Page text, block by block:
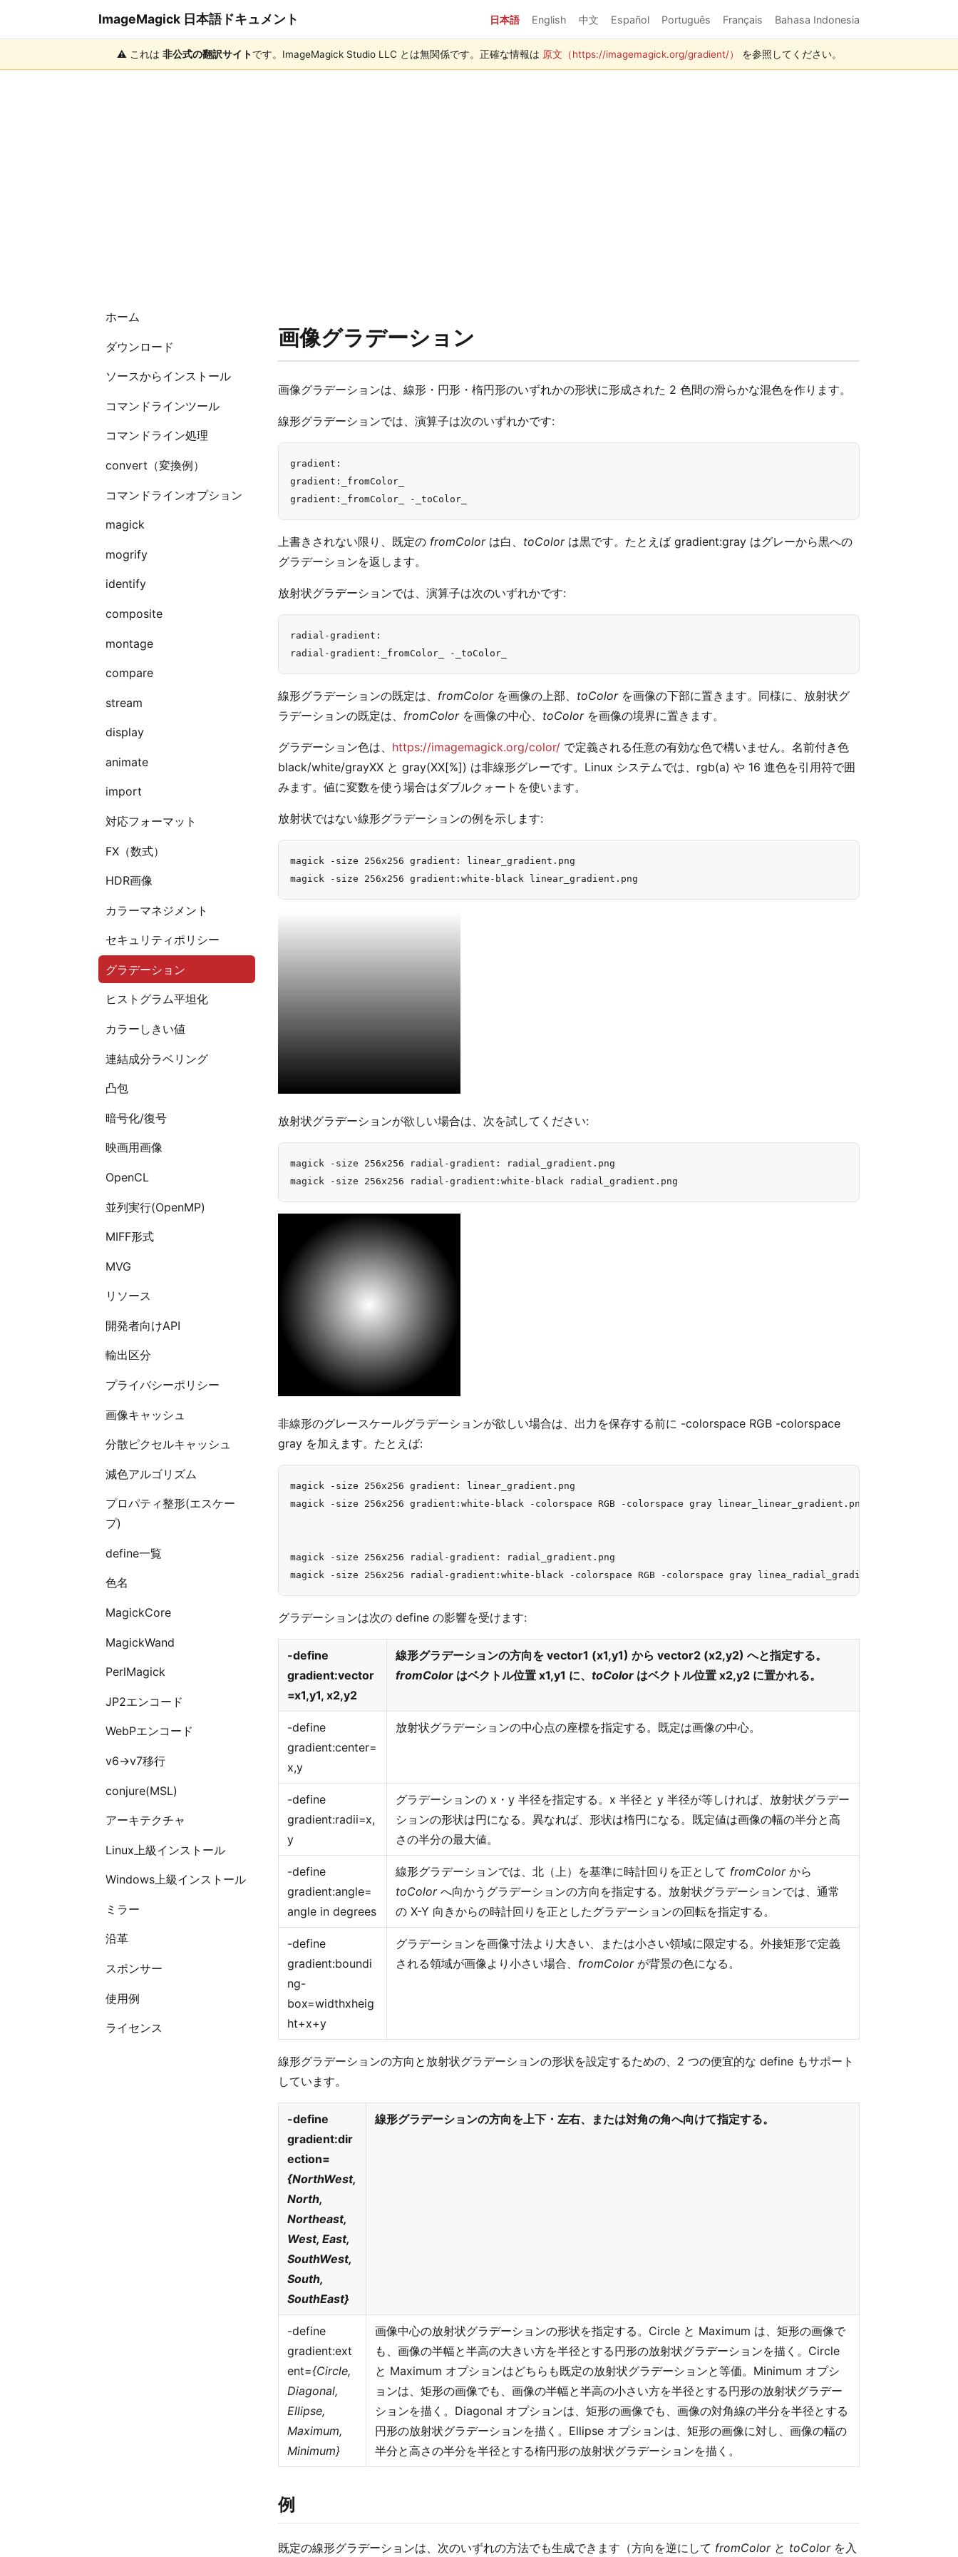
ImageMagick 日本語ドキュメント 日本語 English 中文 Español Português Français Bahasa Indonesia
⚠️ これは 非公式の翻訳サイトです。ImageMagick Studio LLC とは無関係です。正確な情報は 原文（https://imagemagick.org/gradient/） を参照してください。
ホーム
ダウンロード
ソースからインストール
コマンドラインツール
コマンドライン処理
convert（変換例）
コマンドラインオプション
magick
mogrify
identify
composite
montage
compare
stream
display
animate
import
対応フォーマット
FX（数式）
HDR画像
カラーマネジメント
セキュリティポリシー
グラデーション
ヒストグラム平坦化
カラーしきい値
連結成分ラベリング
凸包
暗号化/復号
映画用画像
OpenCL
並列実行(OpenMP)
MIFF形式
MVG
リソース
開発者向けAPI
輸出区分
プライバシーポリシー
画像キャッシュ
分散ピクセルキャッシュ
減色アルゴリズム
プロパティ整形(エスケー
プ)
define一覧
色名
MagickCore
MagickWand
PerlMagick
JP2エンコード
WebPエンコード
v6→v7移行
conjure(MSL)
アーキテクチャ
Linux上級インストール
Windows上級インストール
ミラー
沿革
スポンサー
使用例
ライセンス
画像グラデーション
画像グラデーションは、線形・円形・楕円形のいずれかの形状に形成された 2 色間の滑らかな混色を作ります。
線形グラデーションでは、演算子は次のいずれかです:
gradient:
gradient:_fromColor_
上書きされない限り、既定の fromColorは白、 toColorは黒です。たとえば gradient:gray はグレーから黒への
グラデーションを返します。
放射状グラデーションでは、演算子は次のいずれかです:
radial-gradient:
線形グラデーションの既定は、 fromColorを画像の上部、 toColorを画像の下部に置きます。同様に、放射状グ
ラデーションの既定は、 fromColorを画像の中心、 toColorを画像の境界に置きます。
グラデーション色は、 https://imagemagick.org/color/ で定義される任意の有効な色で構いません。名前付き色
black/white/grayXX と gray(XX[%]) は非線形グレーです。Linux システムでは、rgb(a) や 16 進色を引用符で囲
みます。値に変数を使う場合はダブルクォートを使います。
放射状ではない線形グラデーションの例を示します:
magick -size 256x256 gradient: linear_gradient.png
放射状グラデーションが欲しい場合は、次を試してください:
magick -size 256x256 radial-gradient: radial_gradient.png
非線形のグレースケールグラデーションが欲しい場合は、出力を保存する前に -colorspace RGB -colorspace
gray を加えます。たとえば:
magick -size 256x256 gradient: linear_gradient.png
magick -size 256x256 gradient:white-black -colorspace RGB -colorspace gray linear_linear_gradient.png
magick -size 256x256 radial-gradient: radial_gradient.png
グラデーションは次の define の影響を受けます:
-define
gradient:vector
=x1,y1, x2,y2
線形グラデーションの方向を vector1 (x1,y1) から vector2 (x2,y2) へと指定する。
fromColor はベクトル位置 x1,y1 に、 toColor はベクトル位置 x2,y2 に置かれる。
-define
gradient:center=
x,y
放射状グラデーションの中心点の座標を指定する。既定は画像の中心。
-define
gradient:radii=x,
y
グラデーションの x・y 半径を指定する。x 半径と y 半径が等しければ、放射状グラデー
ションの形状は円になる。異なれば、形状は楕円になる。既定値は画像の幅の半分と高
さの半分の最大値。
-define
gradient:angle=
angle in degrees
線形グラデーションでは、北（上）を基準に時計回りを正として fromColorから
toColorへ向かうグラデーションの方向を指定する。放射状グラデーションでは、通常
の X-Y 向きからの時計回りを正としたグラデーションの回転を指定する。
-define
gradient:boundi
ng-
box=widthxheig
ht+x+y
グラデーションを画像寸法より大きい、または小さい領域に限定する。外接矩形で定義
される領域が画像より小さい場合、 fromColorが背景の色になる。
線形グラデーションの方向と放射状グラデーションの形状を設定するための、2 つの便宜的な define もサポート
しています。
-define
gradient:dir
ection=
{NorthWest,
North,
Northeast,
West, East,
SouthWest,
South,
SouthEast}
線形グラデーションの方向を上下・左右、または対角の角へ向けて指定する。
-define
gradient:ext
ent={Circle,
Diagonal,
Ellipse,
Maximum,
Minimum}
画像中心の放射状グラデーションの形状を指定する。Circle と Maximum は、矩形の画像で
も、画像の半幅と半高の大きい方を半径とする円形の放射状グラデーションを描く。Circle
と Maximum オプションはどちらも既定の放射状グラデーションと等価。Minimum オプシ
ョンは、矩形の画像でも、画像の半幅と半高の小さい方を半径とする円形の放射状グラデー
ションを描く。Diagonal オプションは、矩形の画像でも、画像の対角線の半分を半径とする
円形の放射状グラデーションを描く。Ellipse オプションは、矩形の画像に対し、画像の幅の
半分と高さの半分を半径とする楕円形の放射状グラデーションを描く。
例
既定の線形グラデーションは、次のいずれの方法でも生成できます（方向を逆にして fromColorと toColorを入